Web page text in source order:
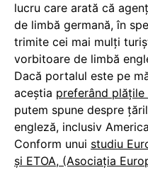
lucru care arată că
de limbă germană, în
trimite cei mai mulți
vorbitoare de limbă
Dacă portalul este pe
aceștia preferând
putem spune despre
engleză, inclusiv
Conform unui studiu
și ETOA, (Asociația